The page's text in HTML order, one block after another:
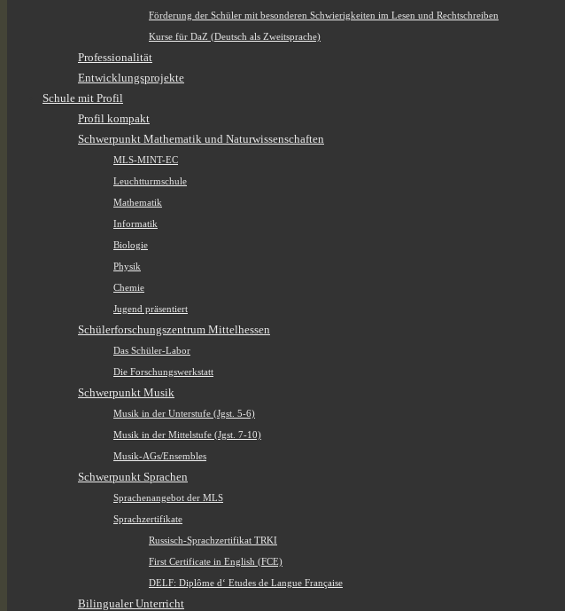
Förderung der Schüler mit besonderen Schwierigkeiten im Lesen und Rechtschreiben
Kurse für DaZ (Deutsch als Zweitsprache)
Professionalität
Entwicklungsprojekte
Schule mit Profil
Profil kompakt
Schwerpunkt Mathematik und Naturwissenschaften
MLS-MINT-EC
Leuchtturmschule
Mathematik
Informatik
Biologie
Physik
Chemie
Jugend präsentiert
Schülerforschungszentrum Mittelhessen
Das Schüler-Labor
Die Forschungswerkstatt
Schwerpunkt Musik
Musik in der Unterstufe (Jgst. 5-6)
Musik in der Mittelstufe (Jgst. 7-10)
Musik-AGs/Ensembles
Schwerpunkt Sprachen
Sprachenangebot der MLS
Sprachzertifikate
Russisch-Sprachzertifikat TRKI
First Certificate in English (FCE)
DELF: Diplôme d‘ Etudes de Langue Française
Bilingualer Unterricht